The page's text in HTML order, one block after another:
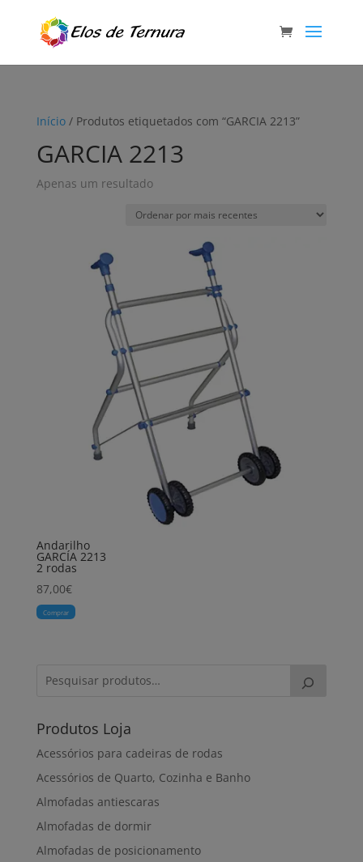
Início/ Produtos etiquetados com “GARCIA 2213”
GARCIA 2213
Apenas um resultado
Andarilho
GARCÍA 2213
2 rodas
87,00€
Comprar
Produtos Loja
Acessórios para cadeiras de rodas
Acessórios de Quarto, Cozinha e Banho
Almofadas antiescaras
Almofadas de dormir
Almofadas de posicionamento